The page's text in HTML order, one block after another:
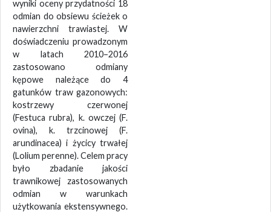
wyniki oceny przydatności 18
odmian do obsiewu ścieżek o
nawierzchni trawiastej. W
doświadczeniu prowadzonym
w latach 2010–2016
zastosowano odmiany
kępowe należące do 4
gatunków traw gazonowych:
kostrzewy czerwonej
(Festuca rubra), k. owczej (F.
ovina), k. trzcinowej (F.
arundinacea) i życicy trwałej
(Lolium perenne). Celem pracy
było zbadanie jakości
trawnikowej zastosowanych
odmian w warunkach
użytkowania ekstensywnego.